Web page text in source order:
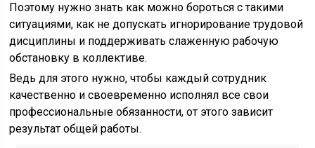
Поэтому нужно знать как можно бороться с такими
ситуациями, как не допускать игнорирование трудовой
дисциплины и поддерживать слаженную рабочую
обстановку в коллективе.
Ведь для этого нужно, чтобы каждый сотрудник
качественно и своевременно исполнял все свои
профессиональные обязанности, от этого зависит
результат общей работы.